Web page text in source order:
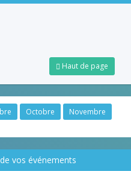
Haut de page
Octobre
Novembre
vos événements